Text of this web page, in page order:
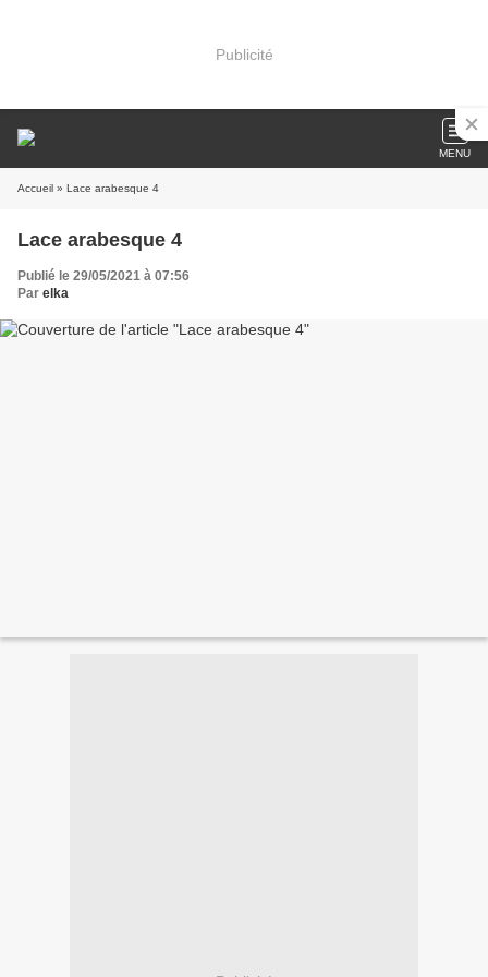
Publicité
MENU
Accueil » Lace arabesque 4
Lace arabesque 4
Publié le 29/05/2021 à 07:56
Par elka